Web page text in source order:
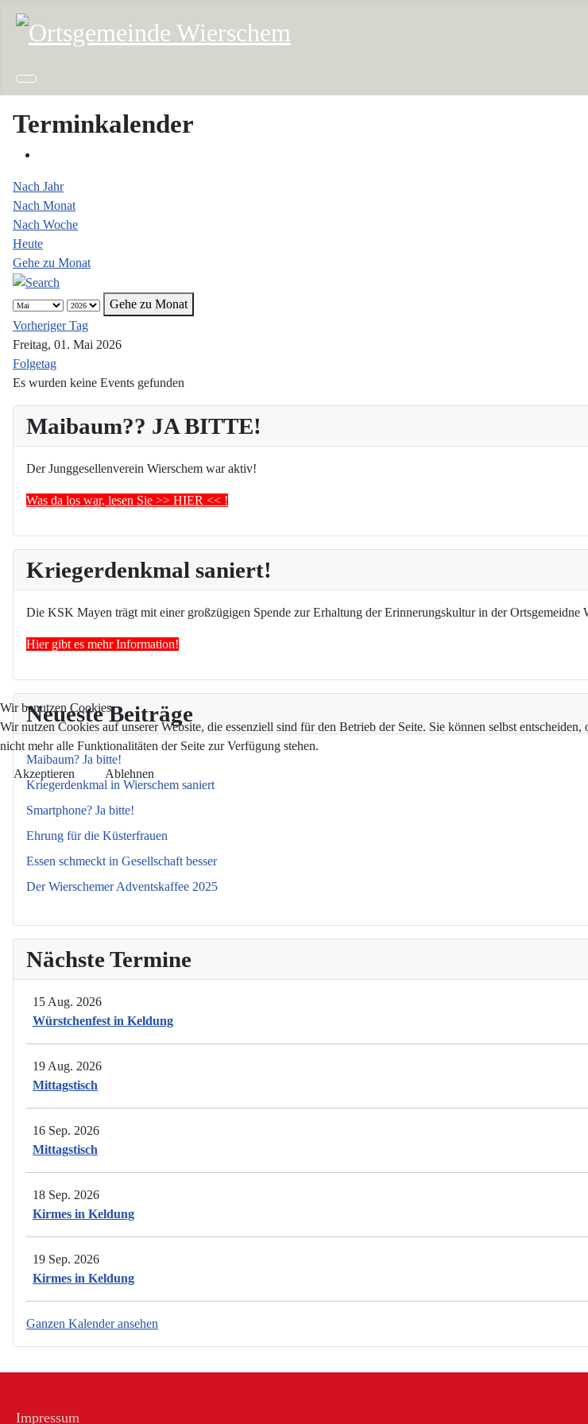
Maibaum?? JA BITTE!
Der Junggesellenverein Wierschem war aktiv!
Was da los war, lesen Sie >> HIER << !
Kriegerdenkmal saniert!
Die KSK Mayen trägt mit einer großzügigen Spende zur Erhaltung der Erinnerungskultur in der Ortsgemeidne
Hier gibt es mehr Information!
Neueste Beiträge
Maibaum? Ja bitte!
Kriegerdenkmal in Wierschem saniert
Smartphone? Ja bitte!
Ehrung für die Küsterfrauen
Essen schmeckt in Gesellschaft besser
Der Wierschemer Adventskaffee 2025
Nächste Termine
15 Aug. 2026
Würstchenfest in Keldung
19 Aug. 2026
Mittagstisch
16 Sep. 2026
Mittagstisch
18 Sep. 2026
Kirmes in Keldung
19 Sep. 2026
Kirmes in Keldung
Ganzen Kalender ansehen
Terminkalender
Nach Jahr
Nach Monat
Nach Woche
Heute
Gehe zu Monat
Gehe zu Monat
Vorheriger Tag
Freitag, 01. Mai 2026
Folgetag
Es wurden keine Events gefunden
Impressum
Wir benutzen Cookies
Wir nutzen Cookies auf unserer Website, die essenziell sind für den Betrieb der Seite. Sie können selbst
nicht mehr alle Funktionalitäten der Seite zur Verfügung stehen.
Akzeptieren Ablehnen